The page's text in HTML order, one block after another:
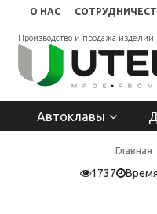
О НАС
Производство и продажа изделий
Автоклавы
Главная
1737